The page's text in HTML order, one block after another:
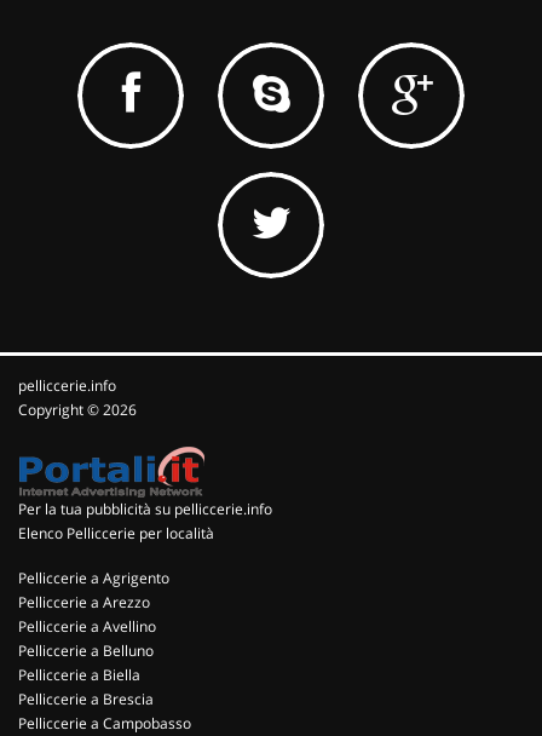
pelliccerie.info
Copyright © 2026
Per la tua pubblicità su pelliccerie.info
Elenco Pelliccerie per località
Pelliccerie a Agrigento
Pelliccerie a Arezzo
Pelliccerie a Avellino
Pelliccerie a Belluno
Pelliccerie a Biella
Pelliccerie a Brescia
Pelliccerie a Campobasso